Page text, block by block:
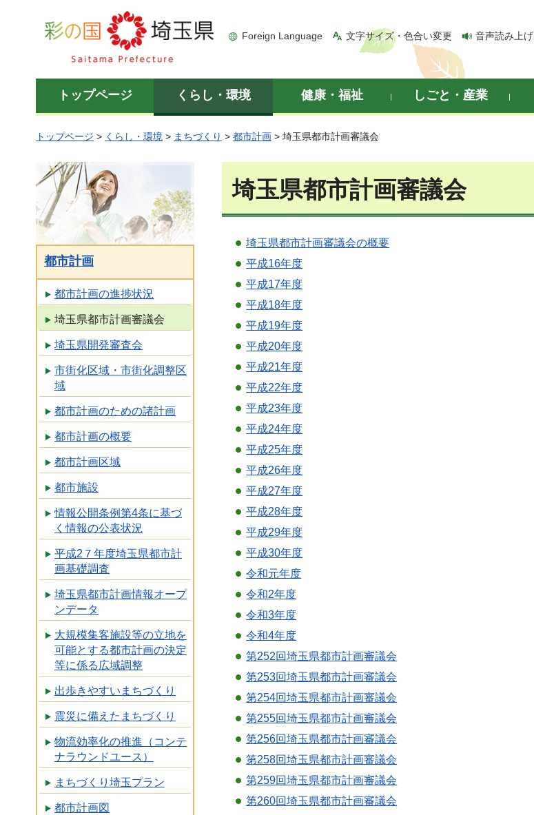
彩の国 埼玉県
Foreign Language 文字サイズ・色合い変更 音声読み上げ
トップページ くらし・環境 健康・福祉 しごと・産業
トップページ > くらし・環境 > まちづくり > 都市計画 > 埼玉県都市計画審議会
都市計画
都市計画の進捗状況
埼玉県都市計画審議会
埼玉県開発審査会
市街化区域・市街化調整区
域
都市計画のための諸計画
都市計画の概要
都市計画区域
都市施設
情報公開条例第4条に基づ
く情報の公表状況
平成2７年度埼玉県都市計
画基礎調査
埼玉県都市計画情報オープ
ンデータ
大規模集客施設等の立地を
可能とする都市計画の決定
等に係る広域調整
出歩きやすいまちづくり
震災に備えたまちづくり
物流効率化の推進（コンテ
ナラウンドユース）
まちづくり埼玉プラン
都市計画図
埼玉県都市計画審議会
埼玉県都市計画審議会の概要
平成16年度
平成17年度
平成18年度
平成19年度
平成20年度
平成21年度
平成22年度
平成23年度
平成24年度
平成25年度
平成26年度
平成27年度
平成28年度
平成29年度
平成30年度
令和元年度
令和2年度
令和3年度
令和4年度
第252回埼玉県都市計画審議会
第253回埼玉県都市計画審議会
第254回埼玉県都市計画審議会
第255回埼玉県都市計画審議会
第256回埼玉県都市計画審議会
第258回埼玉県都市計画審議会
第259回埼玉県都市計画審議会
第260回埼玉県都市計画審議会